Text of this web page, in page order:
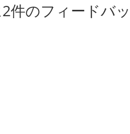
件のフィードバッ